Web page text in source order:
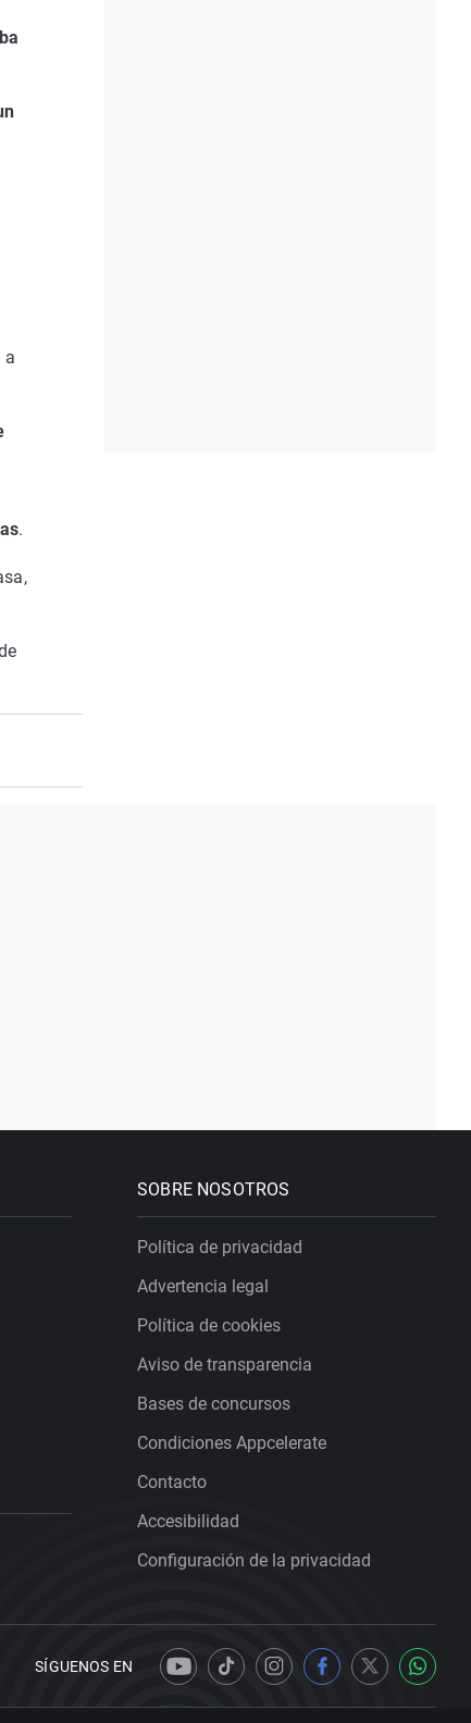
a
.
SOBRE NOSOTROS
Política de privacidad
Advertencia legal
Política de cookies
Aviso de transparencia
Bases de concursos
Condiciones Appcelerate
Contacto
Accesibilidad
Configuración de la privacidad
SÍGUENOS EN